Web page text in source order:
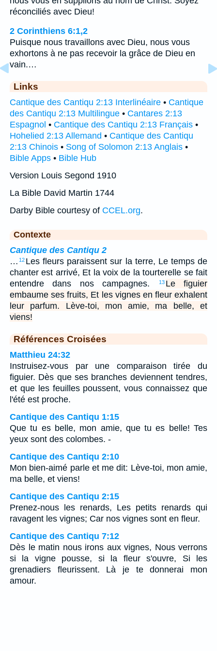
réconciliés avec Dieu!
2 Corinthiens 6:1,2
Puisque nous travaillons avec Dieu, nous vous
exhortons à ne pas recevoir la grâce de Dieu en
vain.…
Links
Cantique des Cantiqu 2:13 Interlinéaire • Cantique
des Cantiqu 2:13 Multilingue • Cantares 2:13
Espagnol • Cantique des Cantiqu 2:13 Français •
Hohelied 2:13 Allemand • Cantique des Cantiqu
2:13 Chinois • Song of Solomon 2:13 Anglais •
Bible Apps • Bible Hub
Version Louis Segond 1910
La Bible David Martin 1744
Darby Bible courtesy of CCEL.org.
Contexte
Cantique des Cantiqu 2
… 12 Les fleurs paraissent sur la terre, Le temps de
chanter est arrivé, Et la voix de la tourterelle se fait
entendre dans nos campagnes.
13 Le figuier
embaume ses fruits, Et les vignes en fleur exhalent
leur parfum. Lève-toi, mon amie, ma belle, et
viens!
Références Croisées
Matthieu 24:32
Instruisez-vous par une comparaison tirée du
figuier. Dès que ses branches deviennent tendres,
et que les feuilles poussent, vous connaissez que
l'été est proche.
Cantique des Cantiqu 1:15
Que tu es belle, mon amie, que tu es belle! Tes
yeux sont des colombes. -
Cantique des Cantiqu 2:10
Mon bien-aimé parle et me dit: Lève-toi, mon amie,
ma belle, et viens!
Cantique des Cantiqu 2:15
Prenez-nous les renards, Les petits renards qui
ravagent les vignes; Car nos vignes sont en fleur.
Cantique des Cantiqu 7:12
Dès le matin nous irons aux vignes, Nous verrons
si la vigne pousse, si la fleur s'ouvre, Si les
grenadiers fleurissent. Là je te donnerai mon
amour.